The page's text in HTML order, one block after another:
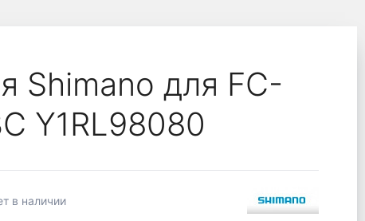
Shimano для FC-
Y1RL98080
в наличии